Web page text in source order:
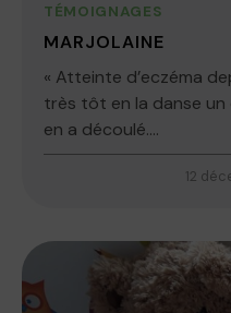
TÉMOIGNAGES
MARJOLAINE
« Atteinte d’eczéma
très tôt en la danse
en a découlé....
12